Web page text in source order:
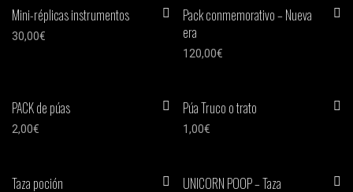
Mini-réplicas instrumentos
30,00€
Pack conmemorativo – Nueva
era
120,00€
PACK de púas
2,00€
Púa Truco o trato
1,00€
Taza poción UNICORN POOP – Taza